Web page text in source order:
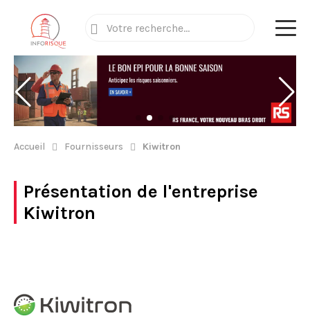
Accueil Fournisseurs Kiwitron
Présentation de l'entreprise
Kiwitron